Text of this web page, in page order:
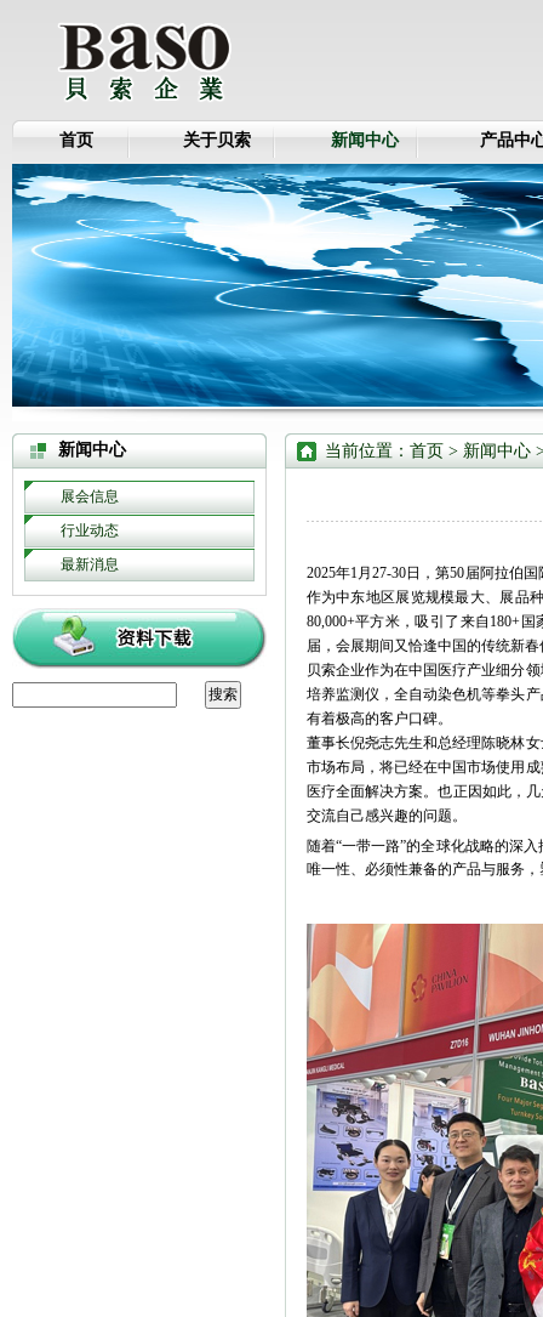
首页 关于贝索 新闻中心 产品中
新闻中心
展会信息
行业动态
最新消息
当前位置： 首页 > 新闻中心
2025年1月27-30日，第50届阿拉伯
作为中东地区展览规模最大、展品
80,000+平方米，吸引了来自180+
届，会展期间又恰逢中国的传统
贝索企业作为在中国医疗产业细分
培养监测仪，全自动染色机等拳头
有着极高的客户口碑。
董事长倪尧志先生和总经理陈晓林
市场布局，将已经在中国市场使用
医疗全面解决方案。也正因如此，
交流自己感兴趣的问题。
随着“一带一路”的全球化战略的深
唯一性、必须性兼备的产品与服务